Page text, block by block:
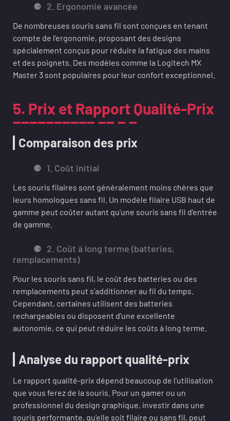
2. Ergonomie avancée
De nombreuses souris sans fil sont conçues en tenant
compte de l’ergonomie, proposant des designs
spécialement conçus pour réduire la fatigue des mains
et des poignets. Des modèles comme la Logitech MX
Master 3 sont populaires pour leur confort exceptionnel.
5. Prix et Rapport Qualité-Prix
Comparaison des prix
1. Coût initial
Les souris filaires sont généralement moins chères que
leurs homologues sans fil. Un modèle filaire USB haut de
gamme peut coûter autant qu’une souris sans fil d’entrée
de gamme.
2. Coût à long terme (batteries,
remplacements)
Pour les souris sans fil, le coût des batteries ou des
remplacements peut s’additionner au fil du temps.
Cependant, certaines utilisent des batteries
rechargeables ou disposent d’une excellente
autonomie, ce qui peut réduire les coûts à long terme.
Analyse du rapport qualité-prix
Le rapport qualité-prix dépend beaucoup de l’utilisation
que vous ferez de la souris. Pour un gamer ou un
professionnel du design graphique, investir dans une
souris performante, qu’elle soit filaire ou sans fil, peut